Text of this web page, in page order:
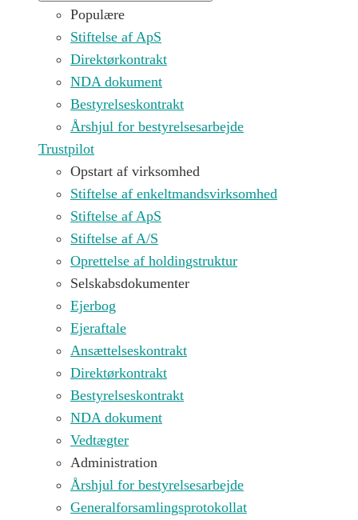
Populære
Stiftelse af ApS
Direktørkontrakt
NDA dokument
Bestyrelseskontrakt
Årshjul for bestyrelsesarbejde
Trustpilot
Opstart af virksomhed
Stiftelse af enkeltmandsvirksomhed
Stiftelse af ApS
Stiftelse af A/S
Oprettelse af holdingstruktur
Selskabsdokumenter
Ejerbog
Ejeraftale
Ansættelseskontrakt
Direktørkontrakt
Bestyrelseskontrakt
NDA dokument
Vedtægter
Administration
Årshjul for bestyrelsesarbejde
Generalforsamlingsprotokollat